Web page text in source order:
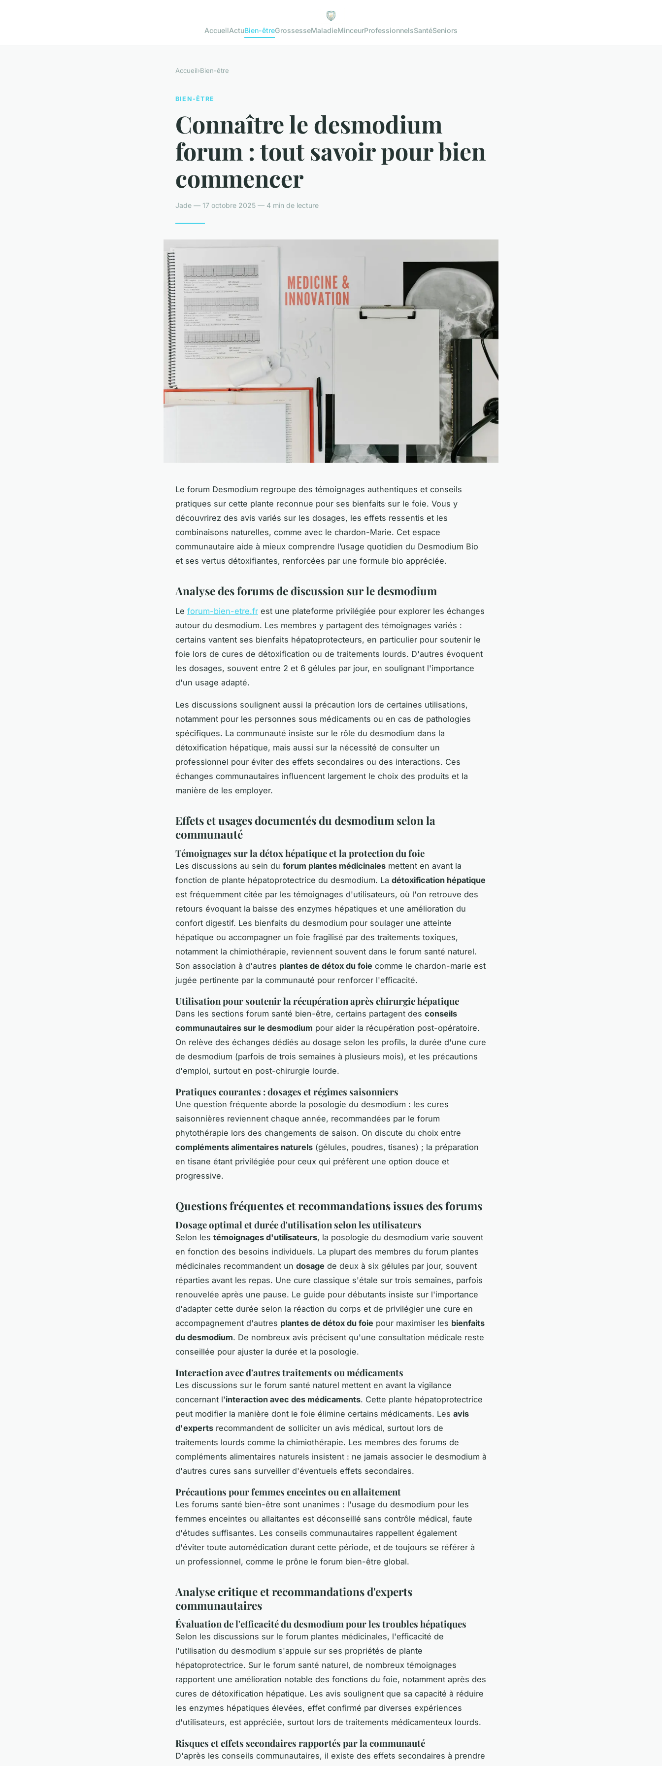
AccueilActuBien-êtreGrossesseMaladieMinceurProfessionnelsSantéSeniors
Accueil›Bien-être
BIEN-ÊTRE
Connaître le desmodium
forum : tout savoir pour bien
commencer
Jade — 17 octobre 2025 — 4 min de lecture
Le forum Desmodium regroupe des témoignages authentiques et conseils
pratiques sur cette plante reconnue pour ses bienfaits sur le foie. Vous y
découvrirez des avis variés sur les dosages, les effets ressentis et les
combinaisons naturelles, comme avec le chardon-Marie. Cet espace
communautaire aide à mieux comprendre l’usage quotidien du Desmodium Bio
et ses vertus détoxifiantes, renforcées par une formule bio appréciée.
Analyse des forums de discussion sur le desmodium
Le forum-bien-etre.fr est une plateforme privilégiée pour explorer les échanges
autour du desmodium. Les membres y partagent des témoignages variés :
certains vantent ses bienfaits hépatoprotecteurs, en particulier pour soutenir le
foie lors de cures de détoxification ou de traitements lourds. D'autres évoquent
les dosages, souvent entre 2 et 6 gélules par jour, en soulignant l'importance
d'un usage adapté.
Les discussions soulignent aussi la précaution lors de certaines utilisations,
notamment pour les personnes sous médicaments ou en cas de pathologies
spécifiques. La communauté insiste sur le rôle du desmodium dans la
détoxification hépatique, mais aussi sur la nécessité de consulter un
professionnel pour éviter des effets secondaires ou des interactions. Ces
échanges communautaires influencent largement le choix des produits et la
manière de les employer.
Effets et usages documentés du desmodium selon la
communauté
Témoignages sur la détox hépatique et la protection du foie
Les discussions au sein du forum plantes médicinales mettent en avant la
fonction de plante hépatoprotectrice du desmodium. La détoxification hépatique
est fréquemment citée par les témoignages d'utilisateurs, où l'on retrouve des
retours évoquant la baisse des enzymes hépatiques et une amélioration du
confort digestif. Les bienfaits du desmodium pour soulager une atteinte
hépatique ou accompagner un foie fragilisé par des traitements toxiques,
notamment la chimiothérapie, reviennent souvent dans le forum santé naturel.
Son association à d'autres plantes de détox du foie comme le chardon-marie est
jugée pertinente par la communauté pour renforcer l'efficacité.
Utilisation pour soutenir la récupération après chirurgie hépatique
Dans les sections forum santé bien-être, certains partagent des conseils
communautaires sur le desmodium pour aider la récupération post-opératoire.
On relève des échanges dédiés au dosage selon les profils, la durée d'une cure
de desmodium (parfois de trois semaines à plusieurs mois), et les précautions
d'emploi, surtout en post-chirurgie lourde.
Pratiques courantes : dosages et régimes saisonniers
Une question fréquente aborde la posologie du desmodium : les cures
saisonnières reviennent chaque année, recommandées par le forum
phytothérapie lors des changements de saison. On discute du choix entre
compléments alimentaires naturels (gélules, poudres, tisanes) ; la préparation
en tisane étant privilégiée pour ceux qui préfèrent une option douce et
progressive.
Questions fréquentes et recommandations issues des forums
Dosage optimal et durée d'utilisation selon les utilisateurs
Selon les témoignages d'utilisateurs, la posologie du desmodium varie souvent
en fonction des besoins individuels. La plupart des membres du forum plantes
médicinales recommandent un dosage de deux à six gélules par jour, souvent
réparties avant les repas. Une cure classique s'étale sur trois semaines, parfois
renouvelée après une pause. Le guide pour débutants insiste sur l'importance
d'adapter cette durée selon la réaction du corps et de privilégier une cure en
accompagnement d'autres plantes de détox du foie pour maximiser les bienfaits
du desmodium. De nombreux avis précisent qu'une consultation médicale reste
conseillée pour ajuster la durée et la posologie.
Interaction avec d'autres traitements ou médicaments
Les discussions sur le forum santé naturel mettent en avant la vigilance
concernant l'interaction avec des médicaments. Cette plante hépatoprotectrice
peut modifier la manière dont le foie élimine certains médicaments. Les avis
d'experts recommandent de solliciter un avis médical, surtout lors de
traitements lourds comme la chimiothérapie. Les membres des forums de
compléments alimentaires naturels insistent : ne jamais associer le desmodium à
d'autres cures sans surveiller d'éventuels effets secondaires.
Précautions pour femmes enceintes ou en allaitement
Les forums santé bien-être sont unanimes : l'usage du desmodium pour les
femmes enceintes ou allaitantes est déconseillé sans contrôle médical, faute
d'études suffisantes. Les conseils communautaires rappellent également
d'éviter toute automédication durant cette période, et de toujours se référer à
un professionnel, comme le prône le forum bien-être global.
Analyse critique et recommandations d'experts
communautaires
Évaluation de l'efficacité du desmodium pour les troubles hépatiques
Selon les discussions sur le forum plantes médicinales, l'efficacité de
l'utilisation du desmodium s'appuie sur ses propriétés de plante
hépatoprotectrice. Sur le forum santé naturel, de nombreux témoignages
rapportent une amélioration notable des fonctions du foie, notamment après des
cures de détoxification hépatique. Les avis soulignent que sa capacité à réduire
les enzymes hépatiques élevées, effet confirmé par diverses expériences
d'utilisateurs, est appréciée, surtout lors de traitements médicamenteux lourds.
Risques et effets secondaires rapportés par la communauté
D'après les conseils communautaires, il existe des effets secondaires à prendre